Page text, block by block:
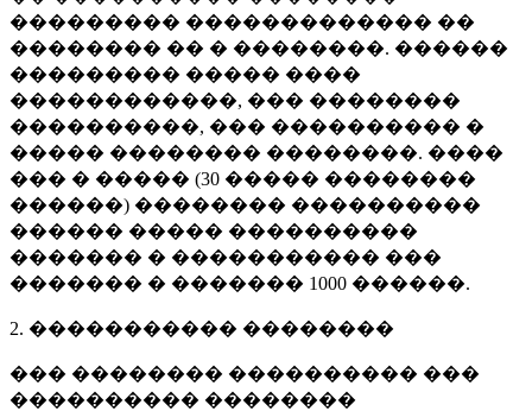
��������� ������������� ��
�������� �� � ��������. ������
��������� ����� ����
������������, ��� ��������
����������, ��� ���������� �
����� �������� ��������. ����
��� � ����� (30 ����� ��������
������) �������� ����������
������ ����� ����������
������� � ����������� ���
������� � ������� 1000 ������.
2. ����������� ��������
��� �������� ���������� ���
���������� ��������